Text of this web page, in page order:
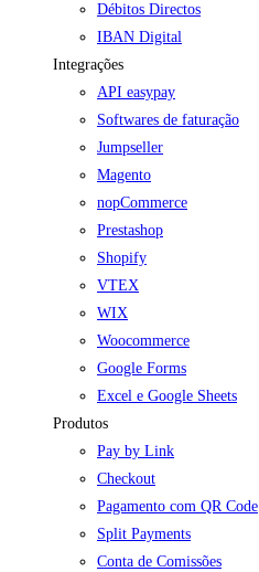
Débitos Directos
IBAN Digital
Integrações
API easypay
Softwares de faturação
Jumpseller
Magento
nopCommerce
Prestashop
Shopify
VTEX
WIX
Woocommerce
Google Forms
Excel e Google Sheets
Produtos
Pay by Link
Checkout
Pagamento com QR Code
Split Payments
Conta de Comissões